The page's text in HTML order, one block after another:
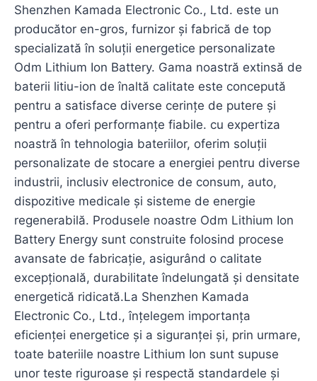
Shenzhen Kamada Electronic Co., Ltd. este un
producător en-gros, furnizor și fabrică de top
specializată în soluții energetice personalizate
Odm Lithium Ion Battery. Gama noastră extinsă de
baterii litiu-ion de înaltă calitate este concepută
pentru a satisface diverse cerințe de putere și
pentru a oferi performanțe fiabile. cu expertiza
noastră în tehnologia bateriilor, oferim soluții
personalizate de stocare a energiei pentru diverse
industrii, inclusiv electronice de consum, auto,
dispozitive medicale și sisteme de energie
regenerabilă. Produsele noastre Odm Lithium Ion
Battery Energy sunt construite folosind procese
avansate de fabricație, asigurând o calitate
excepțională, durabilitate îndelungată și densitate
energetică ridicată.La Shenzhen Kamada
Electronic Co., Ltd., înțelegem importanța
eficienței energetice și a siguranței și, prin urmare,
toate bateriile noastre Lithium Ion sunt supuse
unor teste riguroase și respectă standardele și